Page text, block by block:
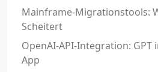
Mainframe-Migrationstools:
Scheitert
OpenAI-API-Integration: GPT
App